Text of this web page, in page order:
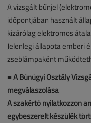
A vizsgált bűnjel
időpontjában használt
kizárólag elektromos
Jelenlegi állapota emberi
zseblámpaként
■A Bűnügyi Osztály
megválaszolása
A szakértő nyilatkozzon
egybeszerelt készülék